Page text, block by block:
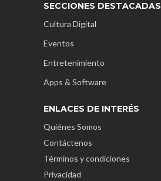
SECCIONES DESTACADAS
Cultura Digital
Eventos
Entretenimiento
Apps & Software
ENLACES DE INTERÉS
Quiénes Somos
Contáctenos
Términos y condiciones
Privacidad